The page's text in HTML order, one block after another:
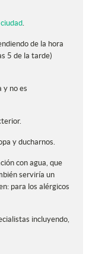
.
de la hora
5 de la tarde)
y no es
y ducharnos.
con agua, que
serviría un
para los alérgicos
incluyendo,